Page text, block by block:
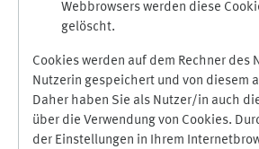
Webbrowsers werden diese
gelöscht.
Cookies werden auf dem Rechner des
Nutzerin gespeichert und von diesem
Daher haben Sie als Nutzer/in auch
über die Verwendung von Cookies.
der Einstellungen in Ihrem